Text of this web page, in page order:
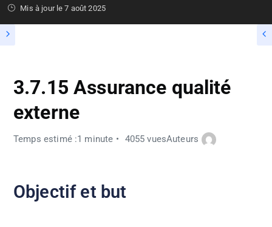
Mis à jour le7 août 2025
3.7.15 Assurance qualité
externe
Temps estimé :1 minute 4055 vuesAuteurs
Objectif et but